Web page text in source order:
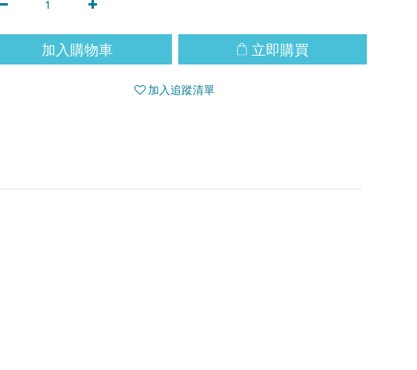
加入購物車 立即購買
加入追蹤清單